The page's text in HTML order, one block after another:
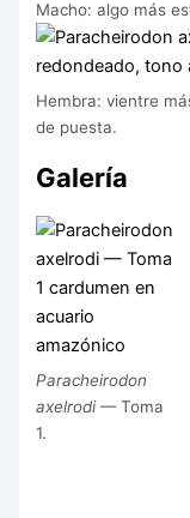
Macho: algo más
Hembra: vientre
de puesta.
Galería
Paracheirodon
axelrodi— Toma
1.